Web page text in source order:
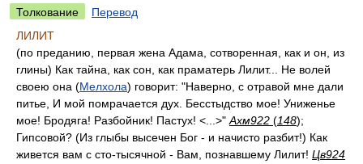
Толкование
Перевод
ЛИЛИТ
(по преданию, первая жена Адама, сотворенная, как и он, из
глины) Как тайна, как сон, как праматерь Лилит... Не волей
своею она (Мелхола) говорит: "Наверно, с отравой мне дали
питье, И мой помрачается дух. Бесстыдство мое! Униженье
мое! Бродяга! Разбойник! Пастух! <...>" Ахм922 (148);
Гипсовой? (Из глыбы высечен Бог - и начисто разбит!) Как
живется вам с сто-тысячной - Вам, познавшему Лилит! Цв924